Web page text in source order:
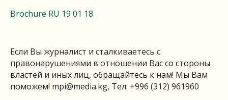
Brochure RU 19 01 18
Если Вы журналист и сталкиваетесь с
правонарушениями в отношении Вас со стороны
властей и иных лиц, обращайтесь к нам! Мы Вам
поможем! mpi@media.kg, Тел: +996 (312) 961960